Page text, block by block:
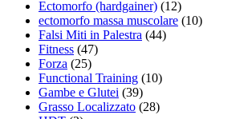
Ectomorfo (hardgainer) (12)
ectomorfo massa muscolare (10)
Falsi Miti in Palestra (44)
Fitness (47)
Forza (25)
Functional Training (10)
Gambe e Glutei (39)
Grasso Localizzato (28)